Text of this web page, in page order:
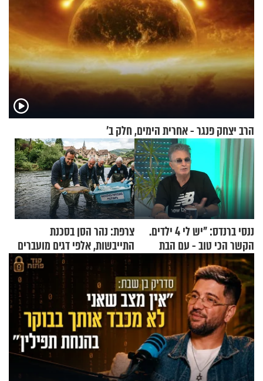
הרב יצחק פנגר - אחרית הימים, חלק ב’
ננסי ברנדס: "יש לי 4 ילדים.
הקשר הכי טוב - עם הבת
החרדית"
צרפת: נהר הסן בסכנת
התייבשות, אלפי דגים מועברים
במבצעי חילוץ